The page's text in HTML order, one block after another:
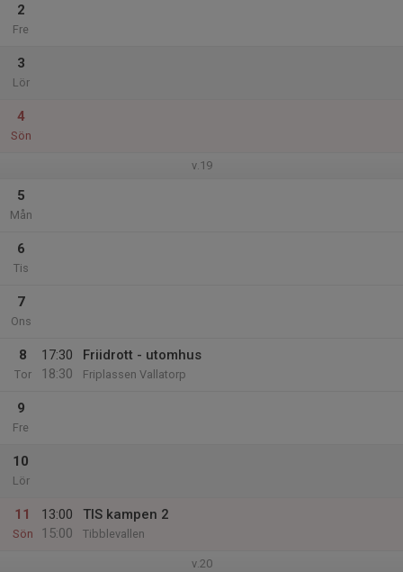
2
Fre
3
Lör
4
Sön
v.19
5
Mån
6
Tis
7
Ons
8
Tor
17:30
18:30
Friidrott - utomhus
Friplassen Vallatorp
9
Fre
10
Lör
11
Sön
13:00
15:00
TIS kampen 2
Tibblevallen
v.20